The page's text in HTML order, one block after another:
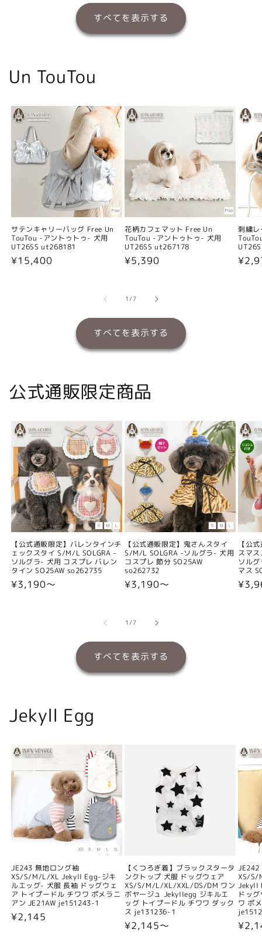
すべてを表示する
Un TouTou
サテンキャリーバッグ Free Un
TouTou -アントゥトゥ- 犬用
UT26SS ut268181
通
¥15,400
花柄カフェマット Free Un
TouTou -アントゥトゥ- 犬用
UT26SS ut267178
通
格
¥5,390
刺繍
通
1/の
7
すべてを表示する
公式通販限定商品
【公式通販限定】バレンタインチ
ェックスタイ S/M/L SOLGRA -
ソルグラ- 犬用 コスプレ バレン
タイン SO25AW so262735
通
¥3,190〜
【公式通販限定】鬼さんスタイ
S/M/L SOLGRA -ソルグラ- 犬用
コスプレ 節分 SO25AW
so262732
通
格
¥3,190〜
【公
スマ
ソル
マス
通
1/の
7
すべてを表示する
Jekyll Egg
JE243 無地ロング袖
XS/S/M/L/XL Jekyll Egg-ジキ
ルエッグ- 犬服 長袖 ドッグウェ
ア トイプードル チワワ ポメラニ
アン JE21AW je151243-1
通
¥2,145
【くつろぎ着】ブラックスタータ
ンクトップ 犬服 ドッグウェア
XS/S/M/L/XL/XXL/DS/DM ワン
ボヤージュ Jekyllegg ジキルエ
ッグ トイプードル チワワ ダック
ス je131236-1
通
¥2,145〜
JE242
XS/S/
Jekyll
ドッ
ワ ポ
通